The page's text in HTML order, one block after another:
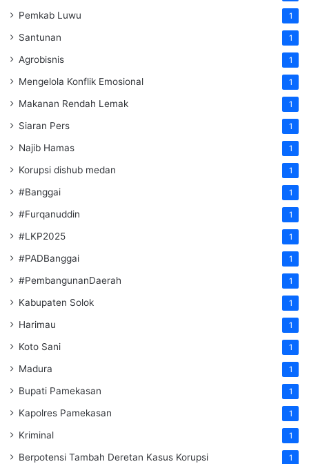
Pemkab Luwu 1
Santunan 1
Agrobisnis 1
Mengelola Konflik Emosional 1
Makanan Rendah Lemak 1
Siaran Pers 1
Najib Hamas 1
Korupsi dishub medan 1
#Banggai 1
#Furqanuddin 1
#LKP2025 1
#PADBanggai 1
#PembangunanDaerah 1
Kabupaten Solok 1
Harimau 1
Koto Sani 1
Madura 1
Bupati Pamekasan 1
Kapolres Pamekasan 1
Kriminal 1
Berpotensi Tambah Deretan Kasus Korupsi 1